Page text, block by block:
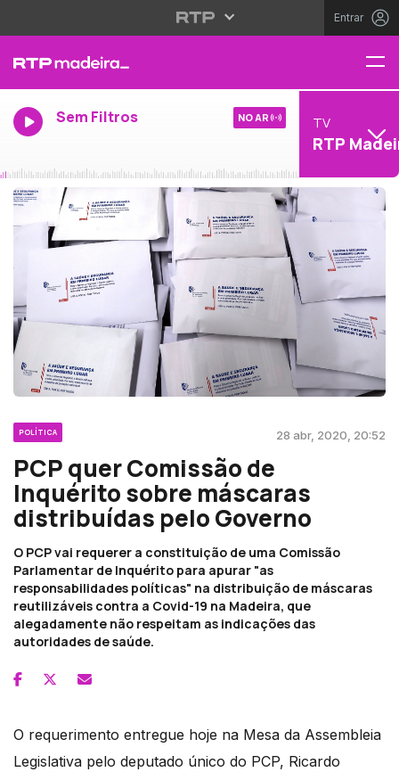
Entrar
Sem Filtros NO AR TV
RTP
POLÍTICA 28 abr, 2020, 20:52
PCP quer Comissão de
Inquérito sobre máscaras
distribuídas pelo Governo
O PCP vai requerer a constituição de uma Comissão
Parlamentar de Inquérito para apurar "as
responsabilidades políticas" na distribuição de máscaras
reutilizáveis contra a Covid-19 na Madeira, que
alegadamente não respeitam as indicações das
autoridades de saúde.
O requerimento entregue hoje na Mesa da Assembleia
Legislativa pelo deputado único do PCP, Ricardo